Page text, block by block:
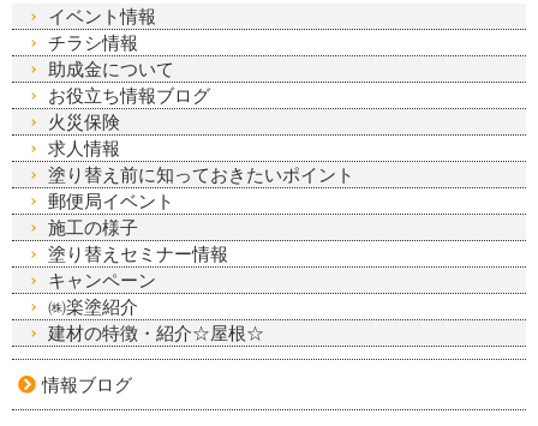
イベント情報
チラシ情報
助成金について
お役立ち情報ブログ
火災保険
求人情報
塗り替え前に知っておきたいポイント
郵便局イベント
施工の様子
塗り替えセミナー情報
キャンペーン
㈱楽塗紹介
建材の特徴・紹介☆屋根☆
情報ブログ